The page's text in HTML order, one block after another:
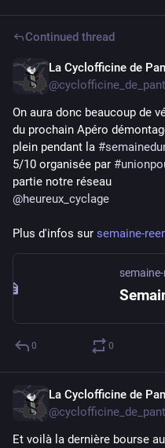
Continued thread
La Cyclofficine de
On aura donc beaucoup de
du prochain Apéro
plein pendant la #
5/10 organisée par #
partie notre réseau
@heureux_cyclage
Plus d'infos sur semaine-
0 0
La Cyclofficine de
Et voilà la dernière bourse